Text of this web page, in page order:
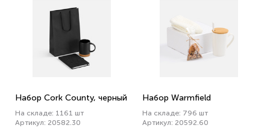
Набор Cork County, черный
На складе: 1161 шт
Артикул: 20582.30
Набор Warmfield
На складе: 796 шт
Артикул: 20592.60